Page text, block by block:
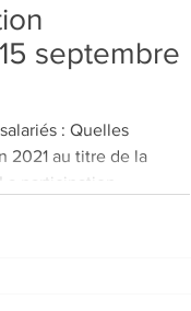
septembre
: Quelles
2021 au titre de la
formation professionnelle ? La participation